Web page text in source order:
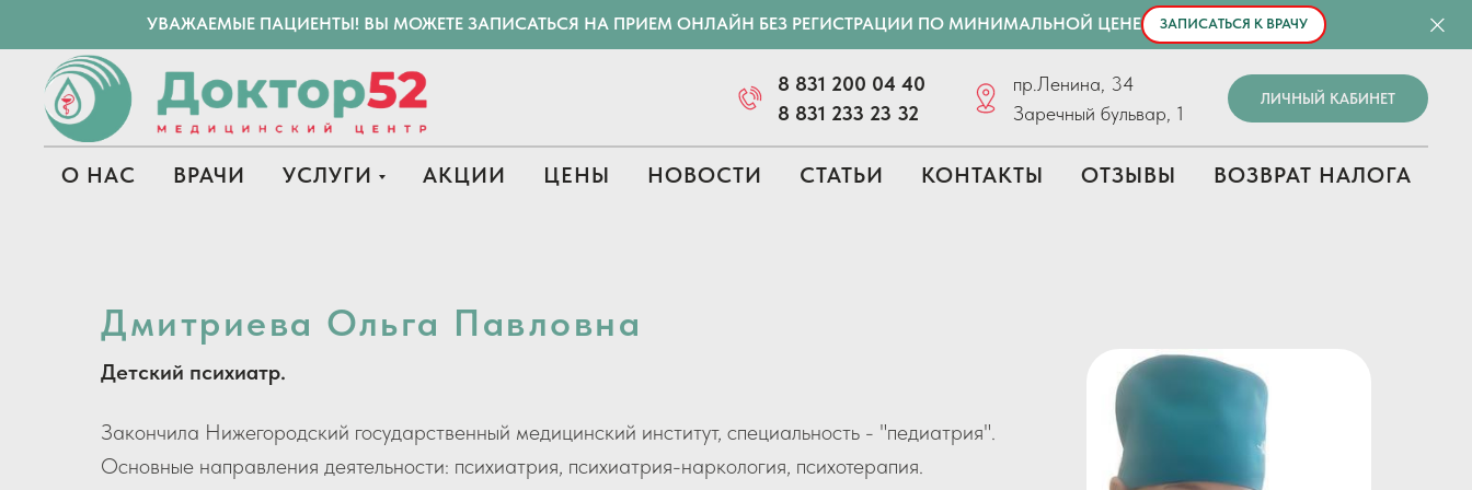
УВАЖАЕМЫЕ ПАЦИЕНТЫ! ВЫ МОЖЕТЕ ЗАПИСАТЬСЯ НА ПРИЕМ ОНЛАЙН БЕЗ РЕГИСТРАЦИИ ПО МИНИМАЛЬНОЙ ЦЕНЕ ЗАПИСАТЬСЯ К ВРАЧУ
8 831 200 04 40
8 831 233 23 32
пр.Ленина, 34
Заречный бульвар, 1
ЛИЧНЫЙ КАБИНЕТ
О НАС ВРАЧИ УСЛУГИ АКЦИИ ЦЕНЫ НОВОСТИ СТАТЬИ КОНТАКТЫ ОТЗЫВЫ ВОЗВРАТ НАЛОГА
Дмитриева Ольга Павловна
Детский психиатр.
Закончила Нижегородский государственный медицинский институт, специальность - "педиатрия".
Основные направления деятельности: психиатрия, психиатрия-наркология, психотерапия.